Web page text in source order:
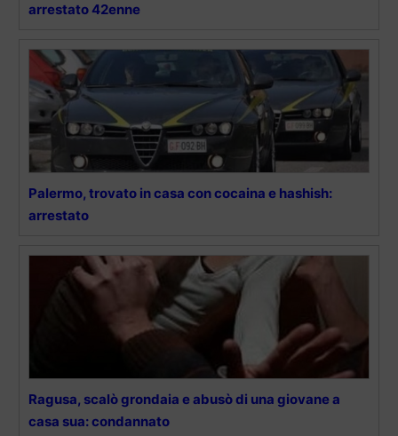
arrestato 42enne
Palermo, trovato in casa con cocaina e hashish:
arrestato
Ragusa, scalò grondaia e abusò di una giovane a
casa sua: condannato